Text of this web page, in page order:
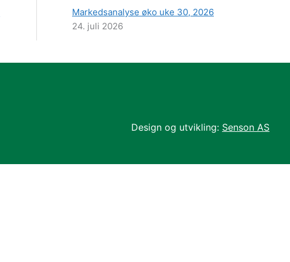
Markedsanalyse øko uke 30, 2026
24. juli 2026
Design og utvikling: Senson AS